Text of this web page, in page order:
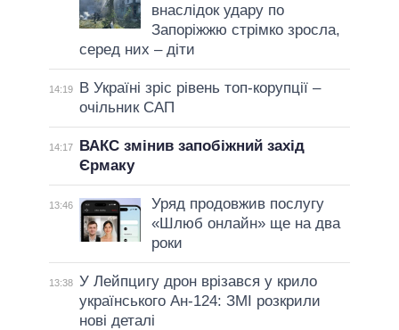
внаслідок удару по
Запоріжжю стрімко зросла,
серед них – діти
14:19
В Україні зріс рівень топ-корупції –
очільник САП
14:17
ВАКС змінив запобіжний захід
Єрмаку
13:46
Уряд продовжив послугу
«Шлюб онлайн» ще на два
роки
13:38 У Лейпцигу дрон врізався у крило
українського Ан-124: ЗМІ розкрили
нові деталі